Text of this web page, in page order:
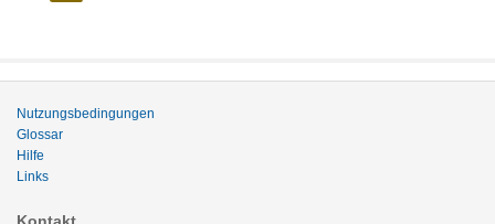
Nutzungsbedingungen
Glossar
Hilfe
Links